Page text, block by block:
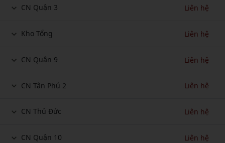
CN Quận 3 Liên hệ
Kho Tổng Liên hệ
CN Quận 9 Liên hệ
CN Tân Phú 2 Liên hệ
CN Thủ Đức Liên hệ
CN Quận 10 Liên hệ